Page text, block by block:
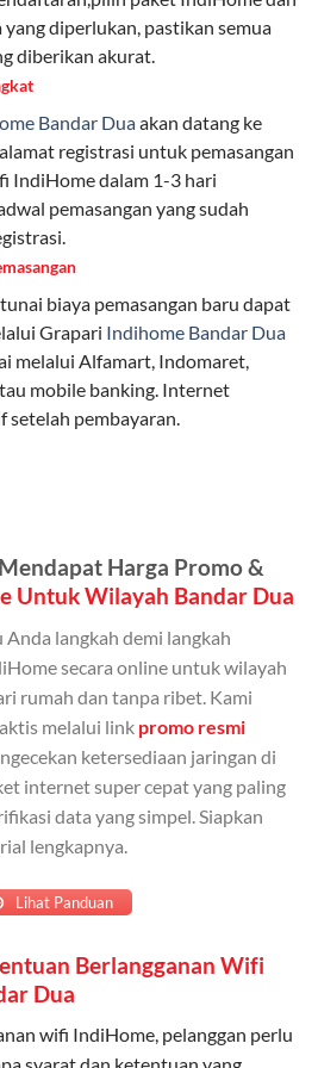
sesuai kebutuhan, baik untuk
atau hiburan.
kebutuhan dasar, Paket
menginginkan fitur lengkap,
untuk pengguna yang
internet tinggi.
dengan Kuota Keluarga
Telkomsel One adalah Paket
kuota hingga 30 GB, Anda
kepada anggota keluarga
khawatir kehabisan kuota.
Anggota
hingga 5 anggota
untuk menggunakan kuota ini.
di seluruh Indonesia
dan 4G.
Admin dapat mendaftarkan anggota
terdaftar, anggota bisa langsung
yang diperlukan, pastikan semua
diberikan akurat.
Bandar Duaakan datang ke
registrasi untuk pemasangan
IndiHome dalam 1-3 hari
pemasangan yang sudah
biaya pemasangan baru dapat
Grapari Indihome Bandar Dua
melalui Alfamart, Indomaret,
mobile banking. Internet
setelah pembayaran.
Harga Promo &
Untuk Wilayah Bandar Dua
langkah demi langkah
secara online untuk wilayah
rumah dan tanpa ribet. Kami
melalui link promo resmi
ketersediaan jaringan di
internet super cepat yang paling
data yang simpel. Siapkan
lengkapnya.
Lihat Panduan
Berlangganan Wifi
Dua
wifi IndiHome, pelanggan perlu